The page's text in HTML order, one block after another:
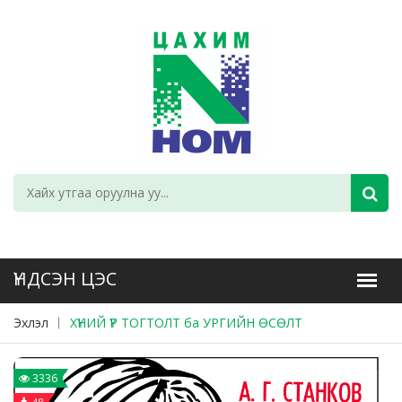
Эхлэл ХҮНИЙ ҮР ТОГТОЛТ ба УРГИЙН ӨСӨЛТ
3336